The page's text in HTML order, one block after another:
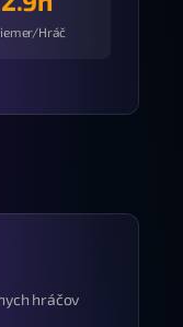
Hráč
hráčov